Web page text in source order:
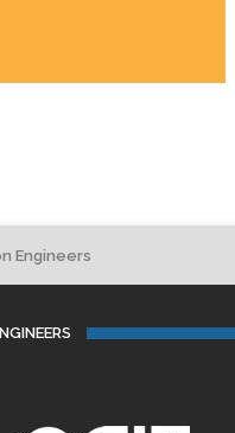
Engineers